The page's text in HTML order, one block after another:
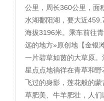
公里，周长360公里，面
水湖鄱阳湖，要大近
海拔3196米。乘车前往
远的地方»原创地【金银
一片碧草如茵的大草原
星点点地徜徉在青草和
飞过的身影，莲花般的
草肥美、牛羊肥壮，人